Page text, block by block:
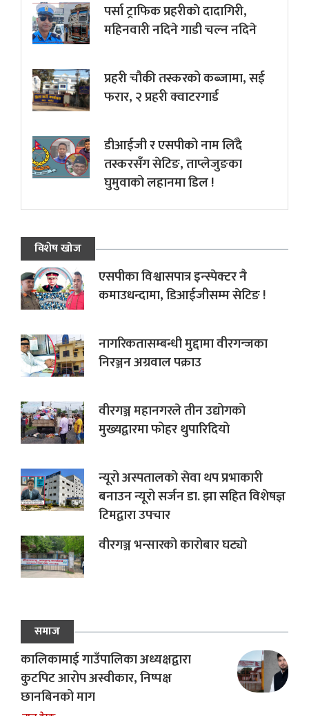
पर्सा ट्राफिक प्रहरीकाे दादागिरी,
महिनवारी नदिने गाडी चल्न नदिने
प्रहरी चौकी तस्करको कब्जामा, सई
फरार, २ प्रहरी क्वाटरगार्ड
डीआईजी र एसपीको नाम लिँदै
तस्करसँग सेटिङ, ताप्लेजुङका
घुमुवाको लहानमा डिल !
विशेष खोज
एसपीका विश्वासपात्र इन्स्पेक्टर नै
कमाउधन्दामा, डिआईजीसम्म सेटिङ !
नागरिकतासम्बन्धी मुद्दामा वीरगन्जका
निरञ्जन अग्रवाल पक्राउ
वीरगञ्ज महानगरले तीन उद्योगको
मुख्यद्वारमा फोहर थुपारिदियो
न्यूरो अस्पतालको सेवा थप प्रभाकारी
बनाउन न्यूरो सर्जन डा. झा सहित विशेषज्ञ
टिमद्वारा उपचार
वीरगञ्ज भन्सारको कारोबार घट्यो
समाज
कालिकामाई गाउँपालिका अध्यक्षद्वारा
कुटपिट आरोप अस्वीकार, निष्पक्ष
छानबिनको माग